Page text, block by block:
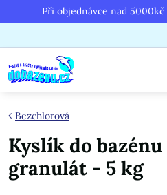
Při objednávce nad
Bezchlorová
Kyslík do
granulát - 5 kg